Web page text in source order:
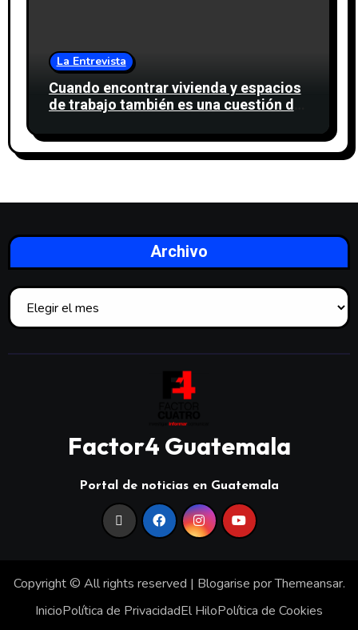
La Entrevista
Cuando encontrar vivienda y espacios
de trabajo también es una cuestión de
Archivo
Factor4 Guatemala
Portal de noticias en Guatemala
Copyright © All rights reserved | Blogarise porThemeansar.
InicioPolítica de PrivacidadEl HiloPolítica de Cookies